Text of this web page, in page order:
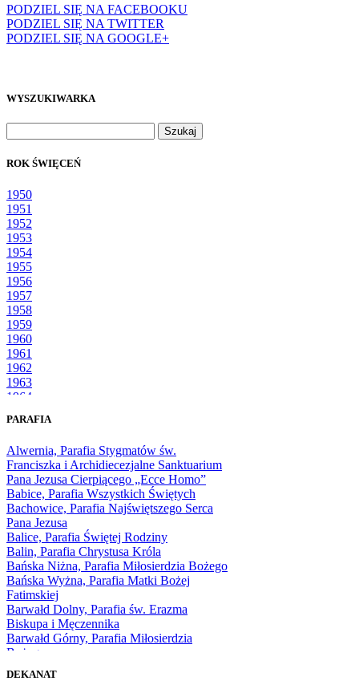
PODZIEL SIĘ NA FACEBOOKU
PODZIEL SIĘ NA TWITTER
PODZIEL SIĘ NA GOOGLE+
WYSZUKIWARKA
ROK ŚWIĘCEŃ
1950
1951
1952
1953
1954
1955
1956
1957
1958
1959
1960
1961
1962
1963
1964
1966
1968
1969
1970
1971
1972
1973
1974
1975
1976
1977
1978
1979
1980
1981
1983
PARAFIA
Alwernia, Parafia Stygmatów św.
Franciszka i Archidiecezjalne Sanktuarium
Pana Jezusa Cierpiącego „Ecce Homo”
Babice, Parafia Wszystkich Świętych
Bachowice, Parafia Najświętszego Serca
Pana Jezusa
Balice, Parafia Świętej Rodziny
Balin, Parafia Chrystusa Króla
Bańska Niżna, Parafia Miłosierdzia Bożego
Bańska Wyżna, Parafia Matki Bożej
Fatimskiej
Barwałd Dolny, Parafia św. Erazma
Biskupa i Męczennika
Barwałd Górny, Parafia Miłosierdzia
Bożego
DEKANAT